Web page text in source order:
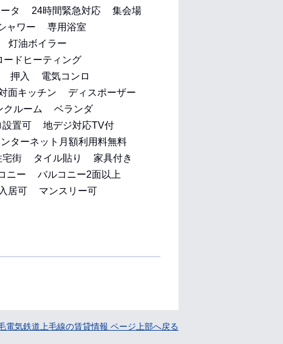
タ 24時間緊急対応
集会場
ャワー
専用浴室
灯油ボイラー
ードヒーティング
押入
電気コンロ
面キッチン
ディスポーザー
クルーム
ベランダ
設置可
地デジ対応TV付
ターネット月額利用料無料
宅街 タイル貼り
家具付き
ニー
バルコニー2面以上
居可
マンスリー可
毛電気鉄道上毛線の賃貸情報 ページ上部へ戻る